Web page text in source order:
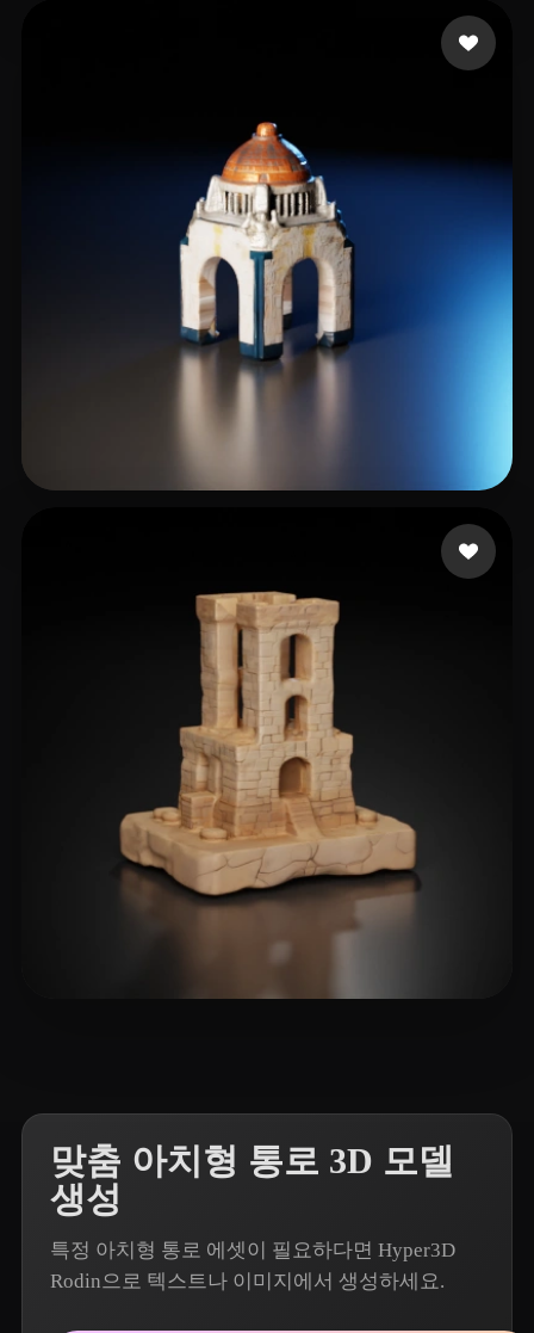
맞춤 아치형 통로 3D 모델
생성
특정 아치형 통로 에셋이 필요하다면 Hyper3D
Rodin으로 텍스트나 이미지에서 생성하세요.